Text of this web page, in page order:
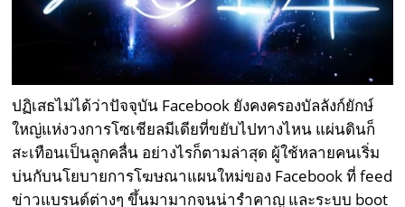
ปฏิเสธไม่ได้ว่าปัจจุบัน Facebook ยังคงครองบัลลังก์ยักษ์
ใหญ่แห่งวงการโซเชียลมีเดียที่ขยับไปทางไหน แผ่นดินก็
สะเทือนเป็นลูกคลื่น อย่างไรก็ตามล่าสุด ผู้ใช้หลายคนเริ่ม
บ่นกับนโยบายการโฆษณาแผนใหม่ของ Facebook ที่ feed
ข่าวแบรนด์ต่างๆ ขึ้นมามากจนน่ารำคาญ และระบบ boot